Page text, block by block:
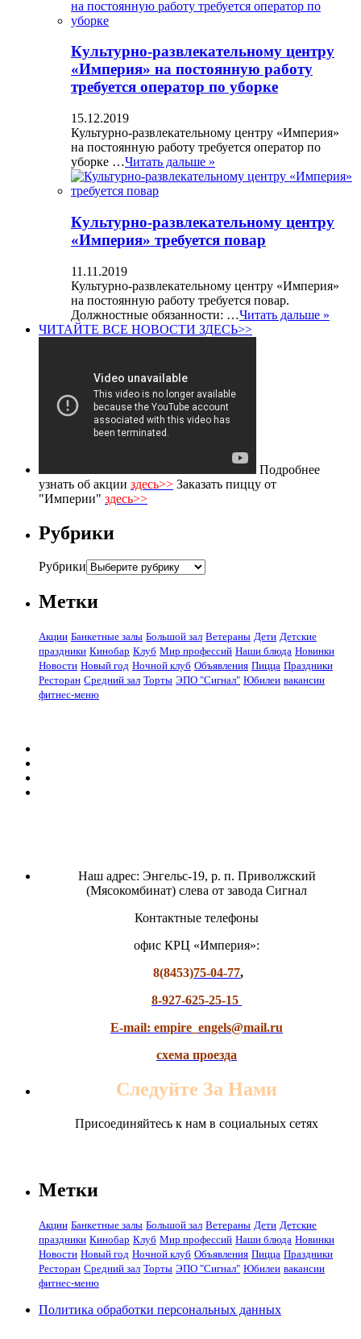
Культурно-развлекательному центру
«Империя» на постоянную работу
требуется оператор по уборке
15.12.2019
Культурно-развлекательному центру «Империя»
на постоянную работу требуется оператор по
уборке …Читать дальше »
Культурно-развлекательному центру
«Империя» требуется повар
11.11.2019
Культурно-развлекательному центру «Империя»
на постоянную работу требуется повар.
Должностные обязанности: …Читать дальше »
ЧИТАЙТЕ ВСЕ НОВОСТИ ЗДЕСЬ>>
Подробнее
узнать об акции здесь>> Заказать пиццу от
"Империи" здесь>>
Рубрики
Рубрики
Метки
Акции Банкетные залы Большой зал Ветераны Дети Детские
праздники Кинобар Клуб Мир профессий Наши блюда Новинки
Новости Новый год Ночной клуб Объявления Пицца Праздники
Ресторан Средний зал Торты ЭПО "Сигнал" Юбилеи вакансии
фитнес-меню
Наш адрес: Энгельс-19, р. п. Приволжский
(Мясокомбинат) слева от завода Сигнал
Контактные телефоны
офис КРЦ «Империя»:
8(8453)75-04-77,
8-927-625-25-15
E-mail: empire_engels@mail.ru
схема проезда
Следуйте За Нами
Присоединяйтесь к нам в социальных сетях
Метки
Акции Банкетные залы Большой зал Ветераны Дети Детские
праздники Кинобар Клуб Мир профессий Наши блюда Новинки
Новости Новый год Ночной клуб Объявления Пицца Праздники
Ресторан Средний зал Торты ЭПО "Сигнал" Юбилеи вакансии
фитнес-меню
Политика обработки персональных данных